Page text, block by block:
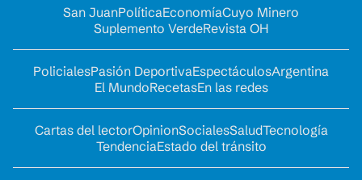
San JuanPolíticaEconomíaCuyo Minero
Suplemento VerdeRevista OH
PolicialesPasión DeportivaEspectáculosArgentina
El MundoRecetasEn las redes
Cartas del lectorOpinionSocialesSaludTecnología
TendenciaEstado del tránsito